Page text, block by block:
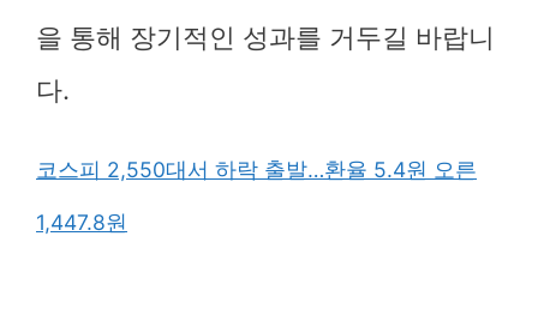
을 통해 장기적인 성과를 거두길 바랍니
다.
코스피 2,550대서 하락 출발…환율 5.4원 오른
1,447.8원